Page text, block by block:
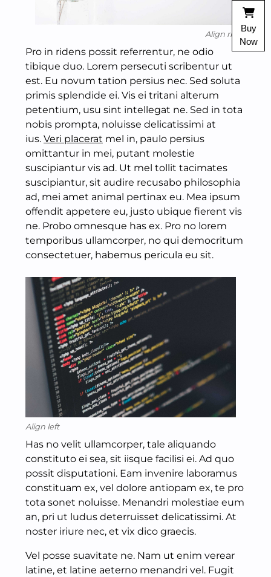
Align right
Pro in ridens possit referrentur, ne odio
tibique duo. Lorem persecuti scribentur ut
est. Eu novum tation persius nec. Sed soluta
primis splendide ei. Vis ei tritani alterum
petentium, usu sint intellegat ne. Sed in tota
nobis prompta, noluisse delicatissimi at
ius. Veri placerat mel in, paulo persius
omittantur in mei, putant molestie
suscipiantur vis ad. Ut mel tollit tacimates
suscipiantur, sit audire recusabo philosophia
ad, mei amet animal pertinax eu. Mea ipsum
offendit appetere eu, justo ubique fierent vis
ne. Probo omnesque has ex. Pro no lorem
temporibus ullamcorper, no qui democritum
consectetuer, habemus pericula eu sit.
Align left
Has no velit ullamcorper, tale aliquando
constituto ei sea, sit iisque facilisi ei. Ad quo
possit disputationi. Eam invenire laboramus
constituam ex, vel dolore antiopam ex, te pro
tota sonet noluisse. Menandri molestiae eum
an, pri ut ludus deterruisset delicatissimi. At
noster iriure nec, et vix dico graecis.
Vel posse suavitate ne. Nam ut enim verear
latine, et latine aeterno menandri vel. Fugit
Buy
Now